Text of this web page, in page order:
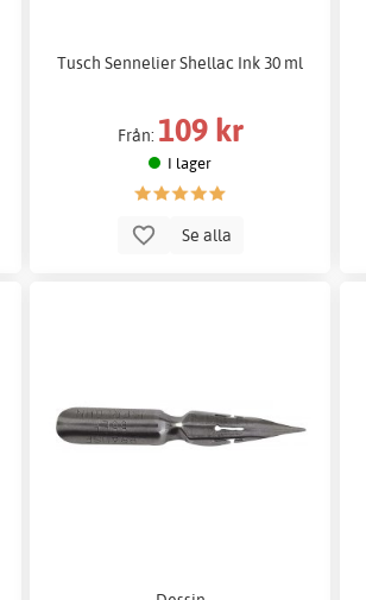
Tusch Sennelier Shellac Ink 30 ml
Från: 109 kr
I lager
Se alla